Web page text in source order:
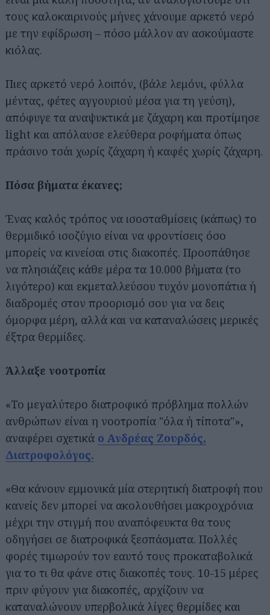
τους καλοκαιρινούς μήνες χάνουμε αρκετό νερό
με την εφίδρωση – πόσο μάλλον αν ασκούμαστε
κιόλας.
Πιες αρκετό νερό λοιπόν, (βάλε λεμόνι, φύλλα
μέντας, φέτες αγγουριού μέσα για τη γεύση),
απόφυγε τα αναψυκτικά με ζάχαρη και προτίμησε
light και απόλαυσε ελεύθερα ροφήματα όπως
πράσινο τσάι χωρίς ζάχαρη ή καφές χωρίς ζάχαρη.
Πόσα βήματα έκανες;
Ένας καλός τρόπος να ισοσταθμίσεις (κάπως) το
θερμιδικό ισοζύγιο είναι να φροντίσεις όσο
μπορείς να κινείσαι στις διακοπές. Προσπάθησε
να πλησιάζεις κάθε μέρα τα 10.000 βήματα (το
λιγότερο) και εκμεταλλεύσου τυχόν μονοπάτια ή
διαδρομές στον προορισμό σου για να δεις
όμορφα μέρη, αλλά και να καταναλώσεις μερικές
έξτρα θερμίδες.
Άλλαξε νοοτροπία
«To μεγαλύτερο διατροφικό πρόβλημα πολλών
ανθρώπων είναι η νοοτροπία "όλα ή τίποτα"»,
αναφέρει σχετικά ο Ανδρέας Ζουρδός,
Διατροφολόγος.
«Θα κάνουν εμμονικά μία στερητική διατροφή που
κανείς δεν μπορεί να ακολουθήσει μακροχρόνια
μέχρι την στιγμή που αναπόφευκτα θα τους
οδηγήσει σε διατροφικά ξεσπάσματα. Πολλές
φορές τιμωρούν τον εαυτό τους προκαταβολικά
για το τι θα φάνε στις διακοπές τους. 10-15 μέρες
πριν φύγουν για διακοπές, αρχίζουν να
καταναλώνουν υπερβολικά λίγες θερμίδες και